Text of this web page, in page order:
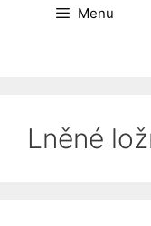
Menu
Lněné